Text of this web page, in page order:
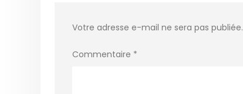
Votre adresse e-mail ne sera pas publiée.
Commentaire *